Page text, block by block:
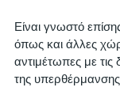
Είναι γνωστό
όπως και άλλες
αντιμέτωπες με τις
της